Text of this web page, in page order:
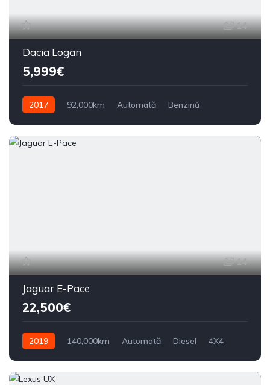
14
Dacia Logan
5,999€
2017 92,000km Automată
Benzină
14
Jaguar E-Pace
22,500€
2019 140,000km Automată Diesel 4X4